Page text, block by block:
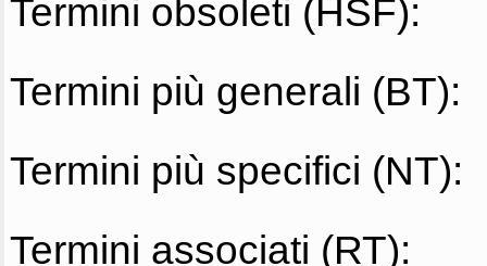
Termini obsoleti (HSF):
Termini più generali (BT):
Termini più specifici (NT):
Termini associati (RT):